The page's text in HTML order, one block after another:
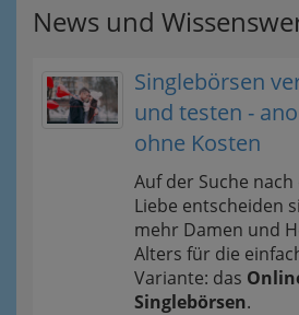
News und
Singlebörsen
und testen -
ohne Kosten
Auf der Suche
Liebe entscheiden
mehr Damen und
Alters für die
Variante: das
Singlebörsen.